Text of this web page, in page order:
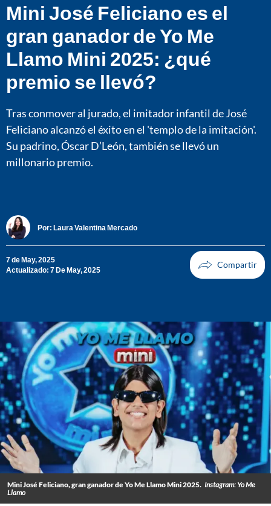
Mini José Feliciano es el
gran ganador de Yo Me
Llamo Mini 2025: ¿qué
premio se llevó?
Tras conmover al jurado, el imitador infantil de José
Feliciano alcanzó el éxito en el 'templo de la imitación'.
Su padrino, Óscar D’León, también se llevó un
millonario premio.
Por: Laura Valentina Mercado
7 de May, 2025
Actualizado: 7 De May, 2025
Mini José Feliciano, gran ganador de Yo Me Llamo Mini 2025. Instagram: Yo Me
Llamo